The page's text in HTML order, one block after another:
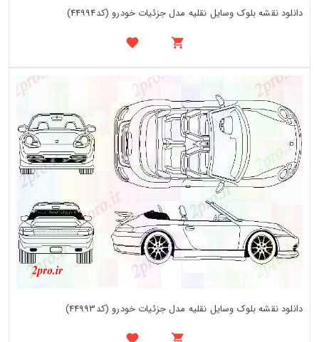
دانلود نقشه بلوک وسایل نقلیه مدل جزئیات خودرو (کد44994)
دانلود نقشه بلوک وسایل نقلیه مدل جزئیات خودرو (کد44993)